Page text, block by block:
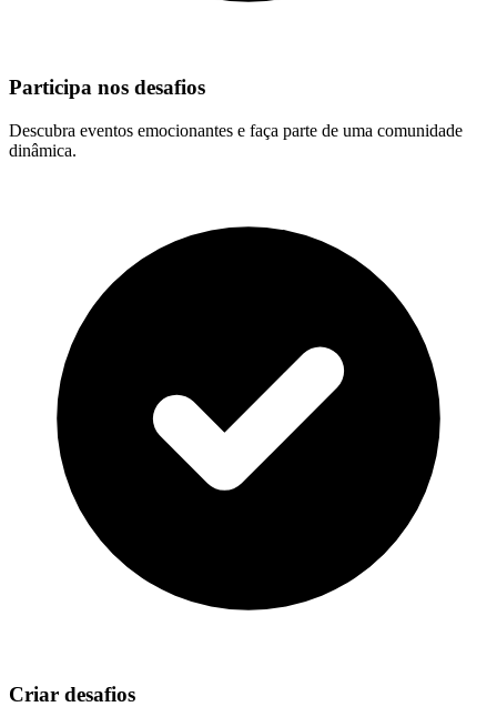
Participa nos desafios
Descubra eventos emocionantes e faça parte de uma comunidade
dinâmica.
Criar desafios